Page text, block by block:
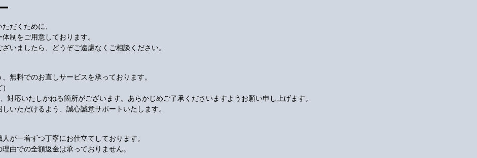
だくために、
制をご用意しております。
いましたら、どうぞご遠慮なくご相談ください。
無料でのお直しサービスを承っております。
応いたしかねる箇所がございます。あらかじめご了承くださいますようお願い申し上げます。
いただけるよう、誠心誠意サポートいたします。
が一着ずつ丁寧にお仕立てしております。
由での全額返金は承っておりません。